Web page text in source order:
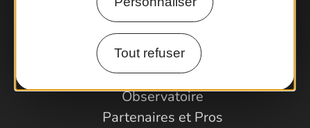
Tout refuser
Comment venir ?
Espace Pro
Observatoire
Partenaires et Pros